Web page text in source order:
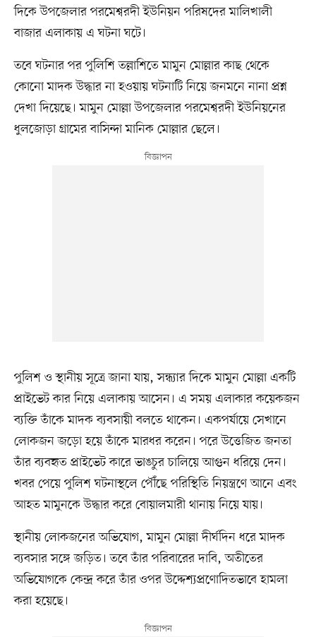
দিকে উপজেলার পরমেশ্বরদী ইউনিয়ন পরিষদের মালিখালী
বাজার এলাকায় এ ঘটনা ঘটে।
তবে ঘটনার পর পুলিশি তল্লাশিতে মামুন মোল্লার কাছ থেকে
কোনো মাদক উদ্ধার না হওয়ায় ঘটনাটি নিয়ে জনমনে নানা প্রশ্ন
দেখা দিয়েছে। মামুন মোল্লা উপজেলার পরমেশ্বরদী ইউনিয়নের
ধুলজোড়া গ্রামের বাসিন্দা মানিক মোল্লার ছেলে।
পুলিশ ও স্থানীয় সূত্রে জানা যায়, সন্ধ্যার দিকে মামুন মোল্লা একটি
প্রাইভেট কার নিয়ে এলাকায় আসেন। এ সময় এলাকার কয়েকজন
ব্যক্তি তাঁকে মাদক ব্যবসায়ী বলতে থাকেন। একপর্যায়ে সেখানে
লোকজন জড়ো হয়ে তাঁকে মারধর করেন। পরে উত্তেজিত জনতা
তাঁর ব্যবহৃত প্রাইভেট কারে ভাঙচুর চালিয়ে আগুন ধরিয়ে দেন।
খবর পেয়ে পুলিশ ঘটনাস্থলে পৌঁছে পরিস্থিতি নিয়ন্ত্রণে আনে এবং
আহত মামুনকে উদ্ধার করে বোয়ালমারী থানায় নিয়ে যায়।
স্থানীয় লোকজনের অভিযোগ, মামুন মোল্লা দীর্ঘদিন ধরে মাদক
ব্যবসার সঙ্গে জড়িত। তবে তাঁর পরিবারের দাবি, অতীতের
অভিযোগকে কেন্দ্র করে তাঁর ওপর উদ্দেশ্যপ্রণোদিতভাবে হামলা
করা হয়েছে।